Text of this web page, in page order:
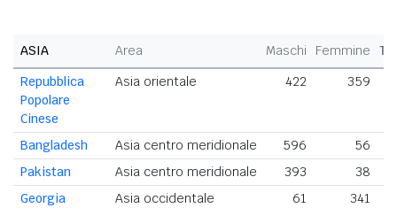
ASIA Area Maschi Femmine
Repubblica
Popolare
Cinese
Asia orientale 422 359
Bangladesh Asia centro meridionale 596 56
Pakistan
Asia centro meridionale 393
38
Georgia
Asia occidentale 61
341